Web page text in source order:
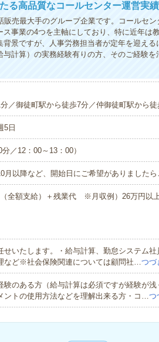
る高品質なコールセンター運営実績
売最大手のグループ企業です。コールセ
事業の4つを主軸にしており、特に近年は
景ですが、人事労務担当者が定年を迎え
計算）の実務経験有りの方、そのご経験を
／御徒町駅から徒歩7分／仲御徒町駅から徒
5日
／12：00～13：00）
以降など、開始日にご希望がありましたら
全額支給）＋残業代 ※月収例）26万円以上
せいたします。・給与計算、勤怠システム
など※社会保険関連については顧問社…つづ
験のある方（給与計算は必須ですが経験が
ントの使用方法などを理解出来る方・コ…つ